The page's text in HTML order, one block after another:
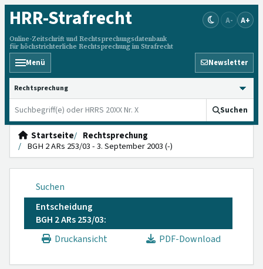
HRR-Strafrecht
Online-Zeitschrift und Rechtsprechungsdatenbank
für höchstrichterliche Rechtsprechung im Strafrecht
A- A+
Menü Newsletter
HRRS durchsuchen
Suchen
Startseite
Rechtsprechung
BGH 2 ARs 253/03 - 3. September 2003 (-)
Suchen
Entscheidung
BGH 2 ARs 253/03:
Druckansicht
PDF-Download